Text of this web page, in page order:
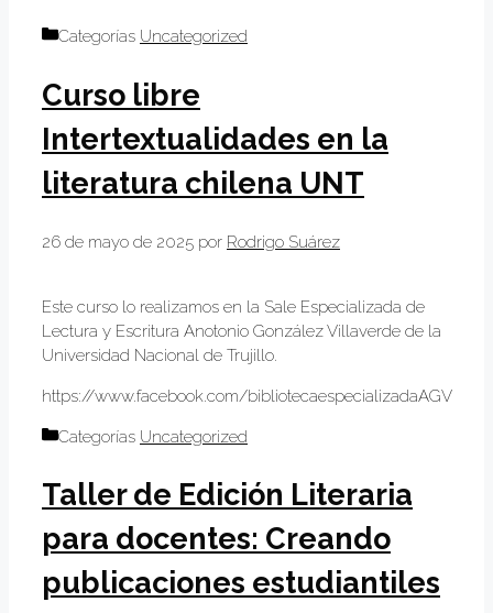
Categorías Uncategorized
Curso libre
Intertextualidades en la
literatura chilena UNT
26 de mayo de 2025 por Rodrigo Suárez
Este curso lo realizamos en la Sale Especializada de
Lectura y Escritura Anotonio González Villaverde de la
Universidad Nacional de Trujillo.
https://www.facebook.com/bibliotecaespecializadaAGV
Categorías Uncategorized
Taller de Edición Literaria
para docentes: Creando
publicaciones estudiantiles